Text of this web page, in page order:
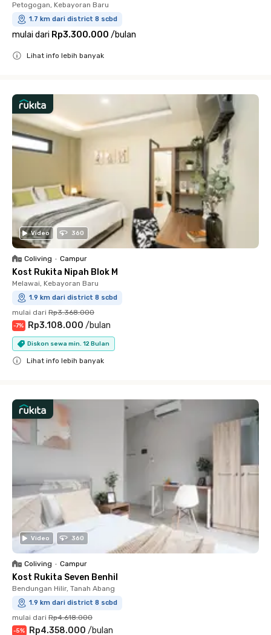
Petogogan, Kebayoran Baru
1.7 km dari district 8 scbd
mulai dari Rp3.300.000 /bulan
Lihat info lebih banyak
Video 360
Coliving • Campur
Kost Rukita Nipah Blok M
Melawai, Kebayoran Baru
1.9 km dari district 8 scbd
mulai dari Rp3.368.000
-7% Rp3.108.000 /bulan
Diskon sewa min. 12 Bulan
Lihat info lebih banyak
Video 360
Coliving • Campur
Kost Rukita Seven Benhil
Bendungan Hilir, Tanah Abang
1.9 km dari district 8 scbd
mulai dari Rp4.618.000
-5% Rp4.358.000 /bulan